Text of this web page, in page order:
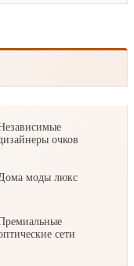
очков
моды люкс
сети